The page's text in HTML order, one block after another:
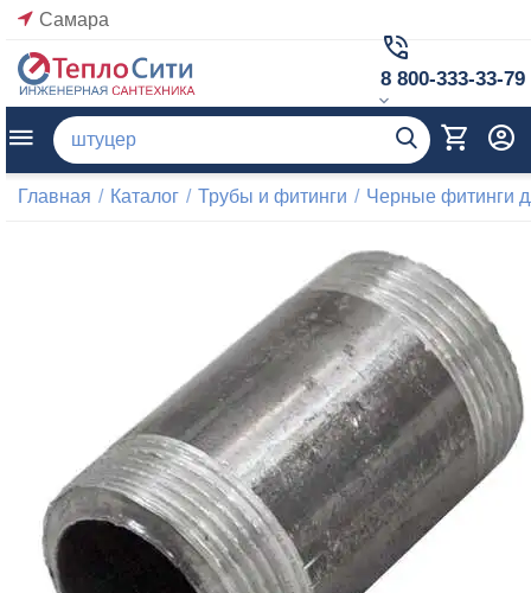
Самара
8 800-333-33-79
Главная / Каталог / Трубы и фитинги / Черные фитинги